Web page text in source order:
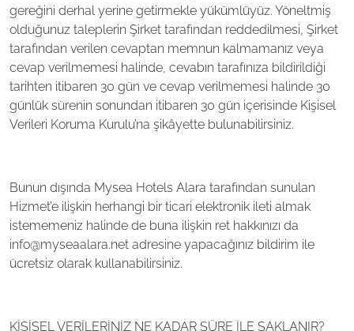
gereğini derhal yerine getirmekle yükümlüyüz. Yöneltmiş
olduğunuz taleplerin Şirket tarafından reddedilmesi, Şirket
tarafından verilen cevaptan memnun kalmamanız veya
cevap verilmemesi halinde, cevabın tarafınıza bildirildiği
tarihten itibaren 30 gün ve cevap verilmemesi halinde 30
günlük sürenin sonundan itibaren 30 gün içerisinde Kişisel
Verileri Koruma Kurulu’na şikâyette bulunabilirsiniz.
Bunun dışında Mysea Hotels Alara tarafından sunulan
Hizmet’e ilişkin herhangi bir ticari elektronik ileti almak
istememeniz halinde de buna ilişkin ret hakkınızı da
info@myseaalara.net adresine yapacağınız bildirim ile
ücretsiz olarak kullanabilirsiniz.
KİŞİSEL VERİLERİNİZ NE KADAR SÜRE İLE SAKLANIR?